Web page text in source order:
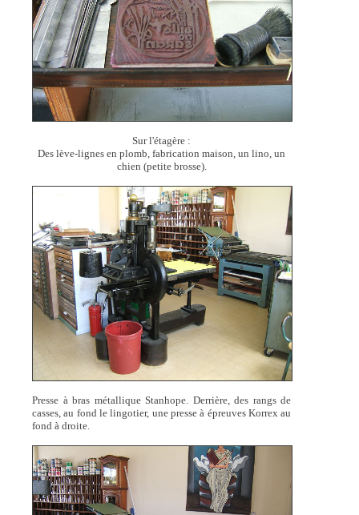
Sur l'étagère :
Des lève-lignes en plomb, fabrication maison, un lino, un
chien (petite brosse).
Presse à bras métallique Stanhope. Derrière, des rangs de
casses, au fond le lingotier, une presse à épreuves Korrex au
fond à droite.